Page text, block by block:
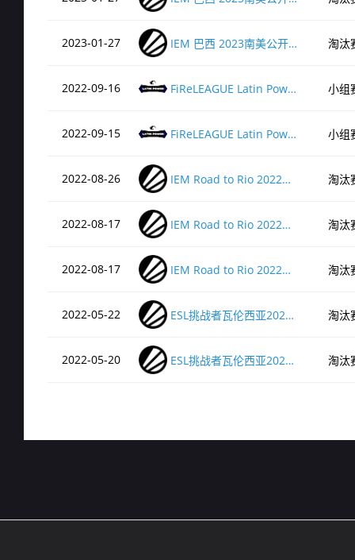
de_overpass
2023-01-27 IEM 巴西 2023南美公开预选赛1 淘汰
2022-09-16 FiReLEAGUE Latin Power 秋季赛2022 BLAST预选赛 小组
2022-09-15 FiReLEAGUE Latin Power 秋季赛2022 BLAST预选赛 小组
2022-08-26 IEM Road to Rio 2022南美洲公开预选赛#3 淘汰
2022-08-17 IEM Road to Rio 2022南美公开预选赛#1 淘汰
2022-08-17 IEM Road to Rio 2022南美公开预选赛#1 淘汰
2022-05-22 ESL挑战者瓦伦西亚2022 南美公开海选赛#2 淘汰
2022-05-20 ESL挑战者瓦伦西亚2022 南美公开海选赛#1 淘汰